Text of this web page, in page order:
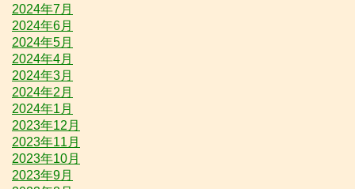
2024年7月
2024年6月
2024年5月
2024年4月
2024年3月
2024年2月
2024年1月
2023年12月
2023年11月
2023年10月
2023年9月